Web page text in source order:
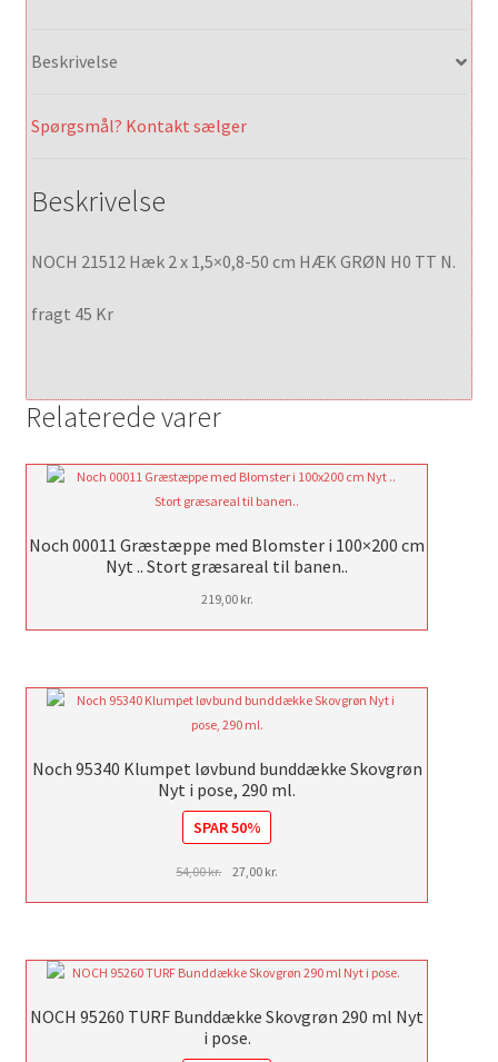
Beskrivelse
Spørgsmål? Kontakt sælger
Beskrivelse
NOCH 21512 Hæk 2 x 1,5×0,8-50 cm HÆK GRØN H0 TT N.
fragt 45 Kr
Relaterede varer
Noch 00011 Græstæppe med Blomster i 100×200 cm
Nyt .. Stort græsareal til banen..
219,00 kr.
Noch 95340 Klumpet løvbund bunddække Skovgrøn
Nyt i pose, 290 ml.
SPAR 50%
54,00kr. Den
54,00 kr..
27,00 kr.
27,00 kr..
NOCH 95260 TURF Bunddække Skovgrøn 290 ml Nyt
i pose.